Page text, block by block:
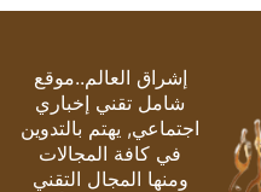
إشراق العالم..موقع
شامل تقني إخباري
اجتماعي, يهتم بالتدوين
في كافة المجالات
ومنها المجال التقني